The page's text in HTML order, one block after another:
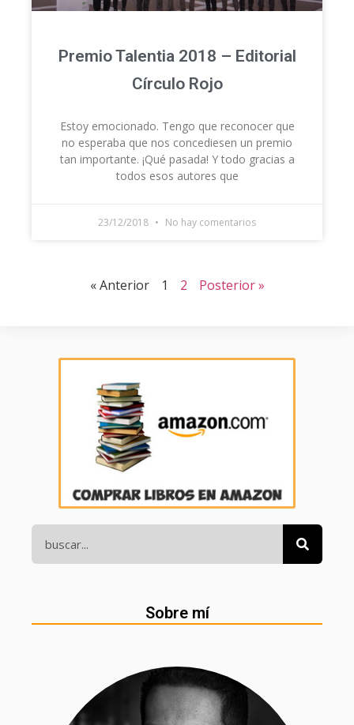
Premio Talentia 2018 – Editorial
Círculo Rojo
Estoy emocionado. Tengo que reconocer que
no esperaba que nos concediesen un premio
tan importante. ¡Qué pasada! Y todo gracias a
todos esos autores que
23/12/2018 No hay comentarios
« Anterior 1 2 Posterior »
Sobre mí